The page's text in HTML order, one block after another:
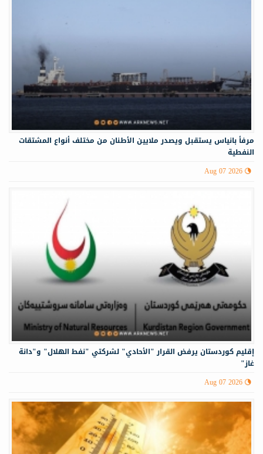
مرفأ بانياس يستقبل ويصدر ملايين الأطنان من مختلف أنواع المشتقات
النفطية
Aug 07 2026
إقليم كوردستان يرفض القرار "الأحادي" لشركتي "نفط الهلال" و"دانة
غاز"
Aug 07 2026